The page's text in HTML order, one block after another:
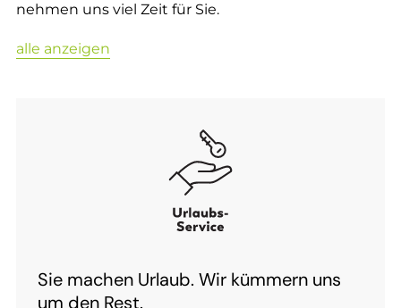
nehmen uns viel Zeit für Sie.
alle anzeigen
Sie machen Urlaub. Wir kümmern uns
um den Rest.